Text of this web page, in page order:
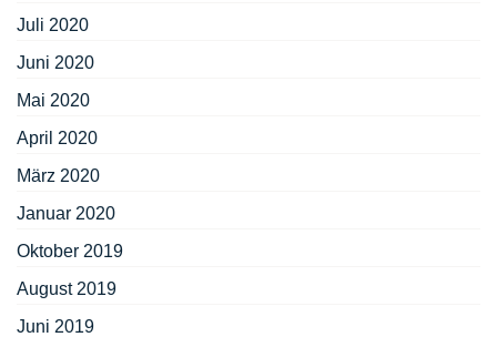
Juli 2020
Juni 2020
Mai 2020
April 2020
März 2020
Januar 2020
Oktober 2019
August 2019
Juni 2019